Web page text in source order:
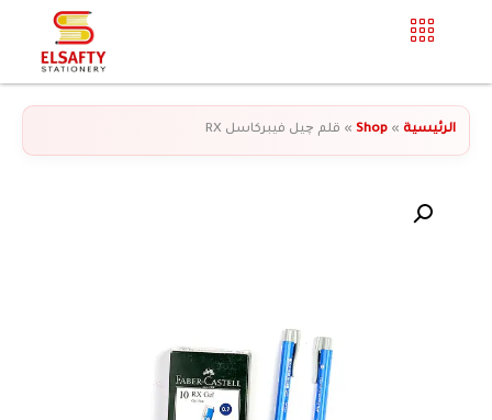
الرئيسية »
Shop
» قلم چيل فيبركاسل RX